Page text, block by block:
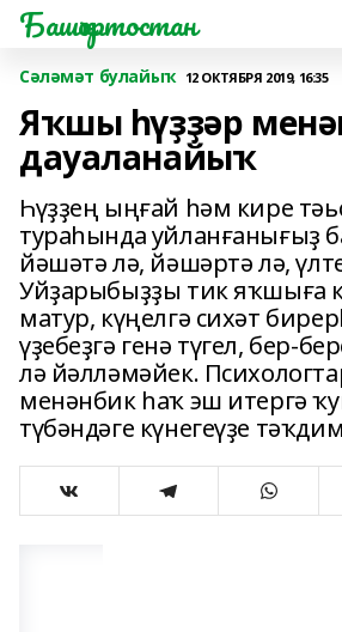
Башҡортостан
Сәләмәт булайыҡ 12 ОКТЯБРЯ 2019, 16:35
Яҡшы һүҙҙәр
дауаланайыҡ
Һүҙҙең ыңғай һәм кире
тураһында уйланғанығыҙ
йәшәтә лә, йәшәртә лә,
Уйҙарыбыҙҙы тик яҡшыға
матур, күңелгә сихәт
үҙебеҙгә генә түгел, бер-
лә йәлләмәйек.
менәнбик һаҡ эш итергә
түбәндәге күнегеүҙе